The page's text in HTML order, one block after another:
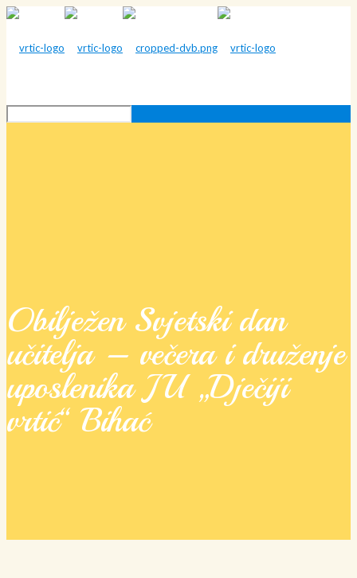
Obilježen Svjetski dan
učitelja – večera i druženje
uposlenika JU „Dječiji
vrtić“ Bihać